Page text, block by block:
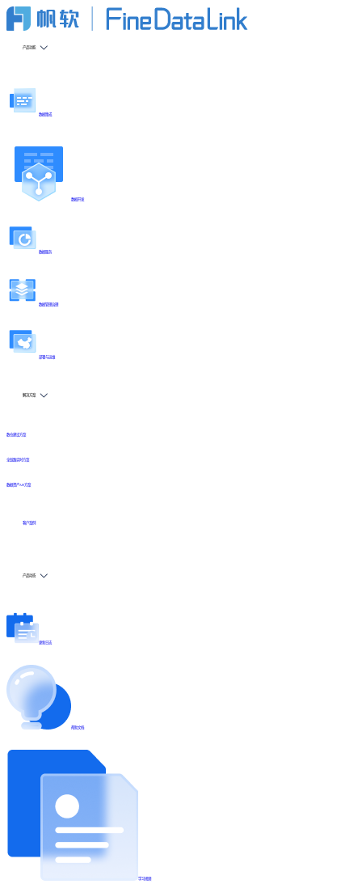
产品功能
数据集成
数据开发
数据服务
数据管理治理
部署与运维
解决方案
数仓建设方案
全链路实时方案
数据资产API方案
客户案例
产品动态
更新日志
帮助文档
学习视频